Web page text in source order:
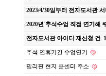
2023/4/30일부터 전자도서관
2020년 추석수업 직접 연기해
전자도서관 아이디 재신청 건 1
추석 연휴기간 수업연기
필리핀 현지 콜센터 주소